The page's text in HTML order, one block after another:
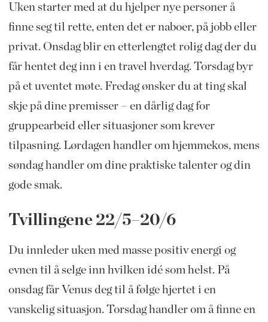
Uken starter med at du hjelper nye personer å
finne seg til rette, enten det er naboer, på jobb eller
privat. Onsdag blir en etterlengtet rolig dag der du
får hentet deg inn i en travel hverdag. Torsdag byr
på et uventet møte. Fredag ønsker du at ting skal
skje på dine premisser – en dårlig dag for
gruppearbeid eller situasjoner som krever
tilpasning. Lørdagen handler om hjemmekos, mens
søndag handler om dine praktiske talenter og din
gode smak.
Tvillingene 22/5–20/6
Du innleder uken med masse positiv energi og
evnen til å selge inn hvilken idé som helst. På
onsdag får Venus deg til å følge hjertet i en
vanskelig situasjon. Torsdag handler om å finne en